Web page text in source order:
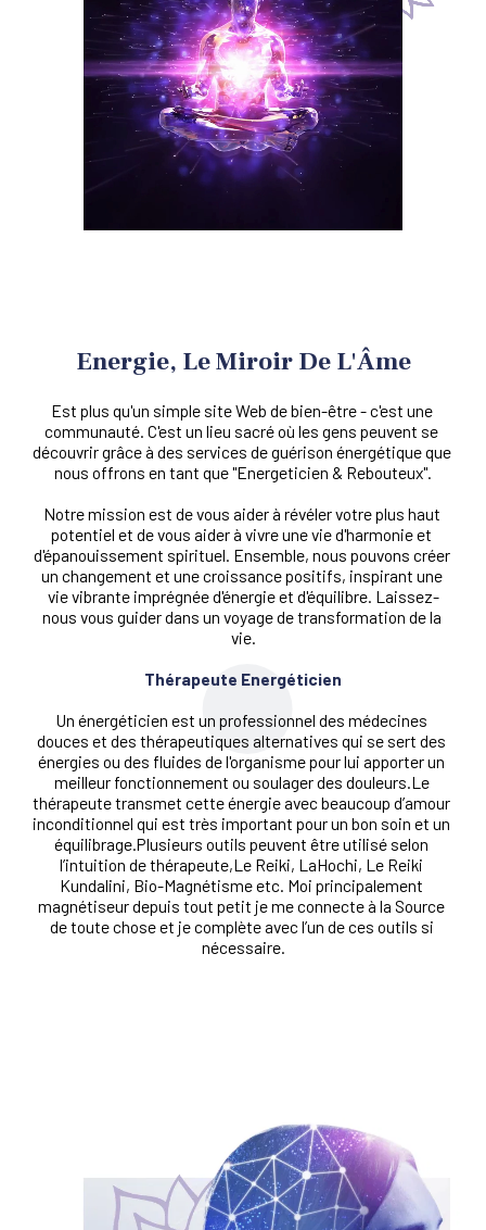
Energie, Le Miroir De L'Âme
Est plus qu'un simple site Web de bien-être - c'est une
communauté. C'est un lieu sacré où les gens peuvent se
découvrir grâce à des services de guérison énergétique que
nous offrons en tant que "Energeticien & Rebouteux".
Notre mission est de vous aider à révéler votre plus haut
potentiel et de vous aider à vivre une vie d'harmonie et
d'épanouissement spirituel. Ensemble, nous pouvons créer
un changement et une croissance positifs, inspirant une
vie vibrante imprégnée d'énergie et d'équilibre. Laissez-
nous vous guider dans un voyage de transformation de la
vie.
Thérapeute Energéticien
Un énergéticien est un professionnel des médecines
douces et des thérapeutiques alternatives qui se sert des
énergies ou des fluides de l'organisme pour lui apporter un
meilleur fonctionnement ou soulager des douleurs.Le
thérapeute transmet cette énergie avec beaucoup d’amour
inconditionnel qui est très important pour un bon soin et un
équilibrage.Plusieurs outils peuvent être utilisé selon
l’intuition de thérapeute,Le Reiki, LaHochi, Le Reiki
Kundalini, Bio-Magnétisme etc. Moi principalement
magnétiseur depuis tout petit je me connecte à la Source
de toute chose et je complète avec l’un de ces outils si
nécessaire.